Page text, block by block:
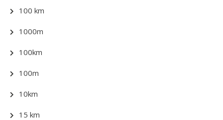
100 km
1000m
100km
100m
10km
15 km